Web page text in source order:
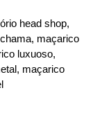
head shop,
, maçarico
luxuoso,
, maçarico